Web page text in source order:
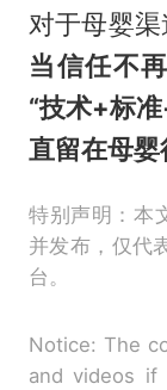
对于母婴
当信任不
“技术+标
直留在母婴
特别声明：本
并发布，仅代
台。
Notice: The
and videos if